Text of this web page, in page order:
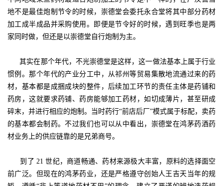
地不是最佳炮制节令的时候，崇德堂会委托永合堂将其中部分药材
加工成半成品并采购使用。即便是节令好的时候，遇到旺季也是两
家同时做，但还是以崇德堂自行炮制为主。
其实在那个年代，不光崇德堂是这样，这一做法基本上属于行业
惯例。那个年代的产业分工中，从祁州等贸易集散地流通过来的药
材，基本都是成捆成块的整件，后续加工环节的责任主体是药铺和
药房，这就要求药铺、药房能够加工药材，如切成薄片，甚至研成
碎末，并进行相应的炮制。当时药行“前店后厂”模式属于标配，卖药
的基本都会制药。不过我们也可以从中看出，崇德堂在鸿茅药酒药
材业务上的供应链靠的是兄弟商号。
到了 21 世纪，商道畅通、药材来源极大丰富，原料的选择面空
前广泛。但现在的鸿茅药业，还是严格遵守创始人王吉天当年的规